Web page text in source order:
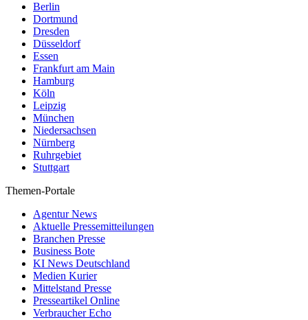
Berlin
Dortmund
Dresden
Düsseldorf
Essen
Frankfurt am Main
Hamburg
Köln
Leipzig
München
Niedersachsen
Nürnberg
Ruhrgebiet
Stuttgart
Themen-Portale
Agentur News
Aktuelle Pressemitteilungen
Branchen Presse
Business Bote
KI News Deutschland
Medien Kurier
Mittelstand Presse
Presseartikel Online
Verbraucher Echo